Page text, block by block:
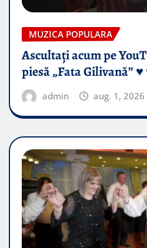
MUZICA POPULARA
Ascultați acum pe
piesă „Fata Gilivană” ♥️
admin aug. 1, 2026